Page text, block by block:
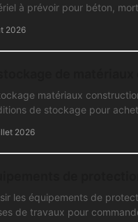
à prévoir pour béton,
2026
matériaux
de stockage pour
2026
les équipements de
de travaux pour